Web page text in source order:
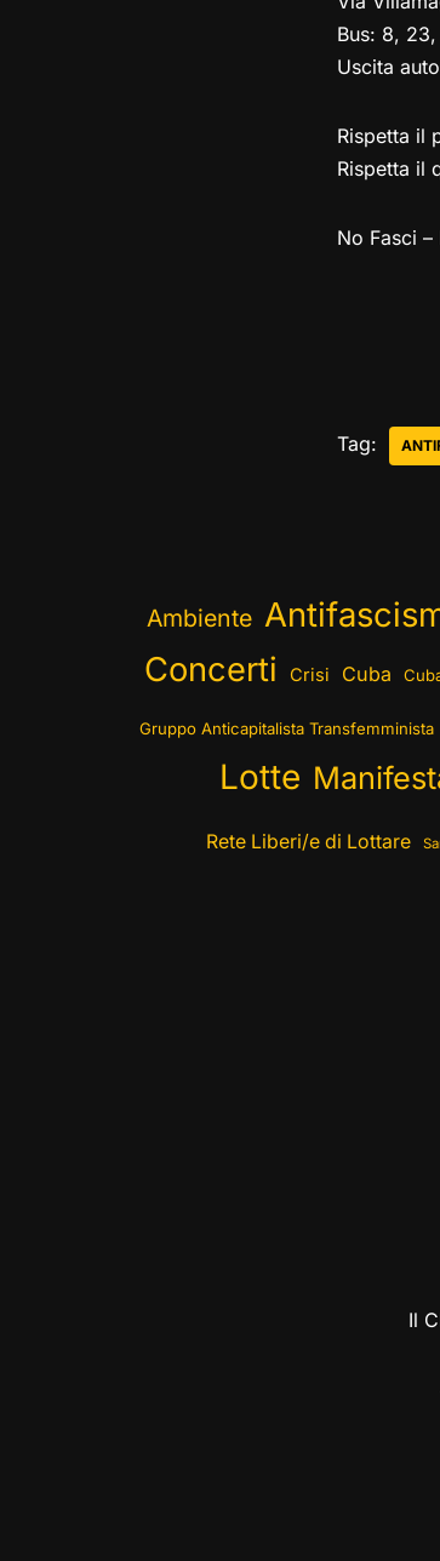
Bus: 8,
Uscita
Rispetta il
Rispetta il
No Fasci
Tag:
Ambiente
Concerti Crisi Cuba
Gruppo Anticapitalista Transfemminista
Lotte
Rete Liberi/e di Lottare
Il